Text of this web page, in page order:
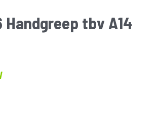
Handgreep tbv A14